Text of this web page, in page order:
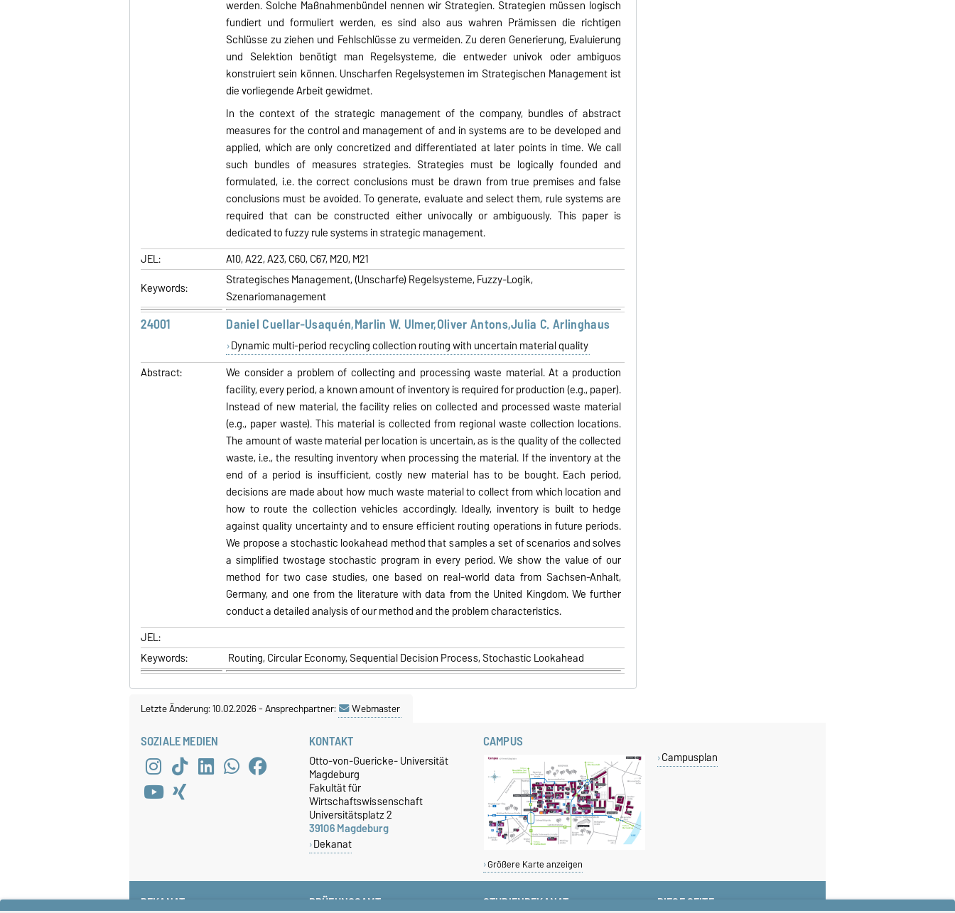
werden. Solche Maßnahmenbündel nennen wir Strategien. Strategien müssen logisch
fundiert und formuliert werden, es sind also aus wahren Prämissen die richtigen
Schlüsse zu ziehen und Fehlschlüsse zu vermeiden. Zu deren Generierung, Evaluierung
und Selektion benötigt man Regelsysteme, die entweder univok oder ambiguos
konstruiert sein können. Unscharfen Regelsystemen im Strategischen Management ist
die vorliegende Arbeit gewidmet.
In the context of the strategic management of the company, bundles of abstract
measures for the control and management of and in systems are to be developed and
applied, which are only concretized and differentiated at later points in time. We call
such bundles of measures strategies. Strategies must be logically founded and
formulated, i.e. the correct conclusions must be drawn from true premises and false
conclusions must be avoided. To generate, evaluate and select them, rule systems are
required that can be constructed either univocally or ambiguously. This paper is
dedicated to fuzzy rule systems in strategic management.
JEL:
A10, A22, A23, C60, C67, M20, M21
Keywords:
Strategisches Management, (Unscharfe) Regelsysteme, Fuzzy-Logik,
Szenariomanagement
24001 Daniel Cuellar-Usaquén,Marlin W. Ulmer,Oliver Antons,Julia C. Arlinghaus
Dynamic multi-period recycling collection routing with uncertain material quality
Abstract:
We consider a problem of collecting and processing waste material. At a production
facility, every period, a known amount of inventory is required for production (e.g., paper).
Instead of new material, the facility relies on collected and processed waste material
(e.g., paper waste). This material is collected from regional waste collection locations.
The amount of waste material per location is uncertain, as is the quality of the collected
waste, i.e., the resulting inventory when processing the material. If the inventory at the
end of a period is insufficient, costly new material has to be bought. Each period,
decisions are made about how much waste material to collect from which location and
how to route the collection vehicles accordingly. Ideally, inventory is built to hedge
against quality uncertainty and to ensure efficient routing operations in future periods.
We propose a stochastic lookahead method that samples a set of scenarios and solves
a simplified twostage stochastic program in every period. We show the value of our
method for two case studies, one based on real-world data from Sachsen-Anhalt,
Germany, and one from the literature with data from the United Kingdom. We further
conduct a detailed analysis of our method and the problem characteristics.
JEL:
Keywords:
Routing, Circular Economy, Sequential Decision Process, Stochastic Lookahead
Letzte Änderung: 10.02.2026-Ansprechpartner: Webmaster
SOZIALE MEDIEN KONTAKT
Otto-von-Guericke- Universität
Magdeburg
Fakultät für
Wirtschaftswissenschaft
Universitätsplatz 2
39106 Magdeburg
Dekanat
CAMPUS
Größere Karte anzeigen
Campusplan
DEKANAT PRÜFUNGSAMT STUDIENDEKANAT DIESE SEITE